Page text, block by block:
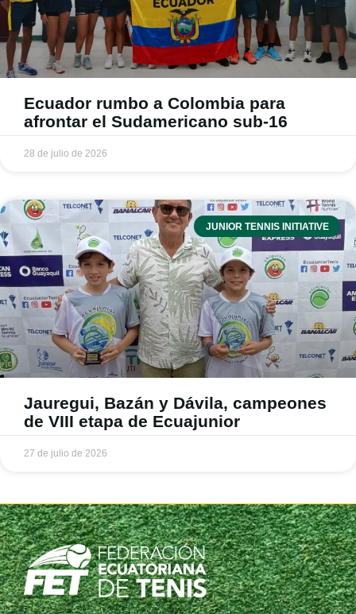
Ecuador rumbo a Colombia para
afrontar el Sudamericano sub-16
28 de julio de 2026
JUNIOR TENNIS INITIATIVE
Jauregui, Bazán y Dávila, campeones
de VIII etapa de Ecuajunior
27 de julio de 2026